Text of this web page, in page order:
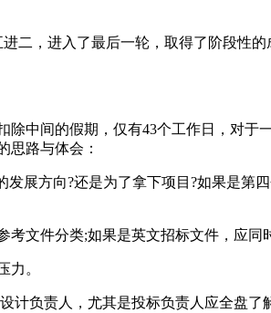
二，进入了最后一轮，取得了阶段性
中间的假期，仅有43个工作日，对于
思路与体会：
展方向?还是为了拿下项目?如果是第
文件分类;如果是英文招标文件，应同
力。
计负责人，尤其是投标负责人应全盘了